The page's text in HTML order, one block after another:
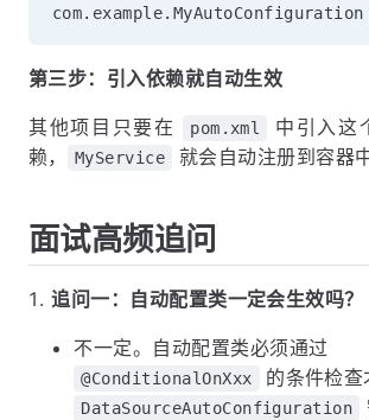
第三步：引入依赖就自动生效
其他项目只要在 pom.xml
中引入这
赖，
MyService 就会自动注册到容器
面试高频追问
追问一：自动配置类一定会生效吗？
不一定。自动配置类必须通过
@ConditionalOnXxx 的条件检
DataSourceAutoConfiguration